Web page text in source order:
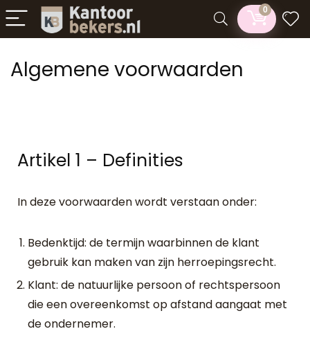
0
Algemene voorwaarden
Artikel 1 – Definities
In deze voorwaarden wordt verstaan onder:
Bedenktijd: de termijn waarbinnen de klant
gebruik kan maken van zijn herroepingsrecht.
Klant: de natuurlijke persoon of rechtspersoon
die een overeenkomst op afstand aangaat met
de ondernemer.